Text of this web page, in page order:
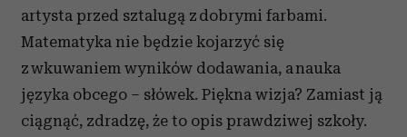
artysta przed sztalugą z dobrymi farbami.
Matematyka nie będzie kojarzyć się
z wkuwaniem wyników dodawania, a nauka
języka obcego – słówek. Piękna wizja? Zamiast ją
ciągnąć, zdradzę, że to opis prawdziwej szkoły.